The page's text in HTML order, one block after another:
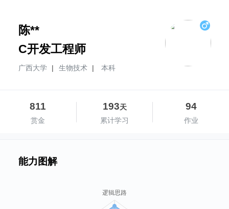
陈**
C开发工程师
广西大学 | 生物技术 | 本科
811
赏金
193天
累计学习
94
作业
能力图解
逻辑思路